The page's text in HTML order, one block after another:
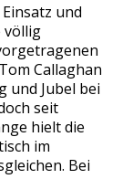
und
völlig
Callaghan
und Jubel bei
seit
hielt die
im
Bei